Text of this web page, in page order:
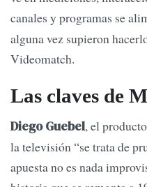
canales y programas se
alguna vez supieron
Videomatch.
Las claves de
Diego Guebel, el
la televisión “se trata de
apuesta no es nada